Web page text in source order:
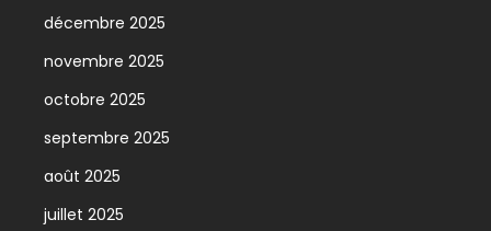
décembre 2025
novembre 2025
octobre 2025
septembre 2025
août 2025
juillet 2025